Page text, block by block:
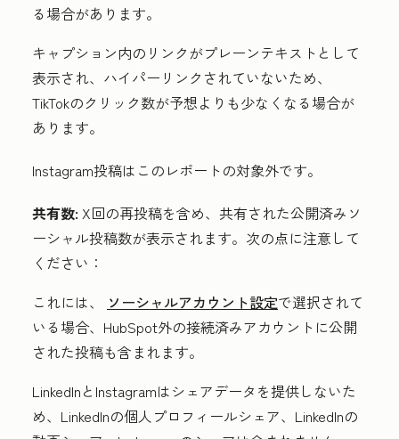
る場合があります。
キャプション内のリンクがプレーンテキストとして
表示され、ハイパーリンクされていないため、
TikTokのクリック数が予想よりも少なくなる場合が
あります。
Instagram投稿はこのレポートの対象外です。
共有数: X回の再投稿を含め、共有された公開済みソ
ーシャル投稿数が表示されます。次の点に注意して
ください：
これには、
ソーシャルアカウント設定で選択されて
いる場合、HubSpot外の接続済みアカウントに公開
された投稿も含まれます。
LinkedInとInstagramはシェアデータを提供しないた
め、LinkedInの個人プロフィールシェア、LinkedInの